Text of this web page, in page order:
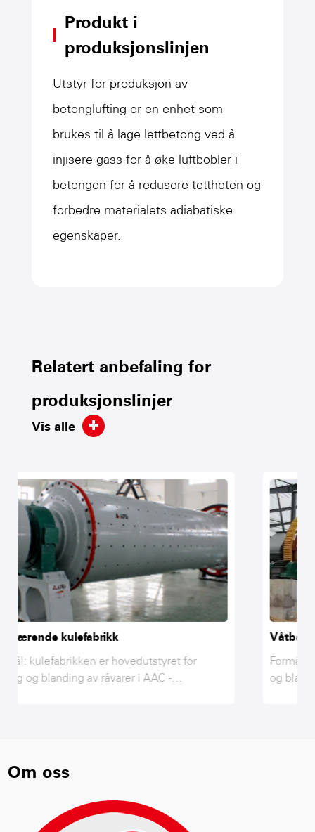
Produkt i
produksjonslinjen
Utstyr for produksjon av
betonglufting er en enhet som
brukes til å lage lettbetong ved å
injisere gass for å øke luftbobler i
betongen for å redusere tettheten og
forbedre materialets adiabatiske
egenskaper.
Relatert anbefaling for
produksjonslinjer
Vis alle
for
male rå
Våtbærende kulefabrikk
Formål: kulefabrikk er hovedutstyret for
og blanding av råvarer i AAC -
Om oss